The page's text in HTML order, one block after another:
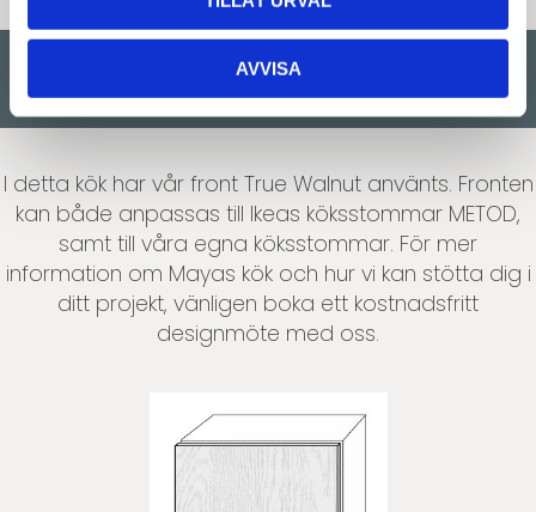
AVVISA
Inspireras du av Mayas kök?
I detta kök har vår front True Walnut använts. Fronten
kan både anpassas till Ikeas köksstommar METOD,
samt till våra egna köksstommar. För mer
information om Mayas kök och hur vi kan stötta dig i
ditt projekt, vänligen boka ett kostnadsfritt
designmöte med oss.